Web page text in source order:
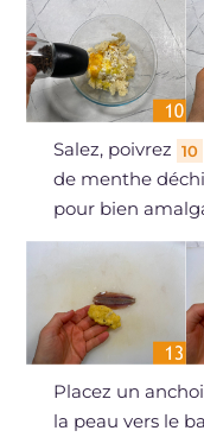
Salez, poivrez 10
de menthe
pour bien
Placez un
la peau vers le